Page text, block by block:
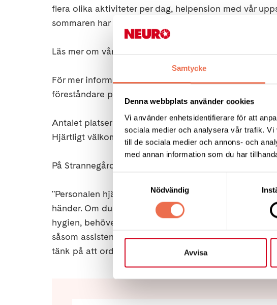
Samtycke
Denna webbplats använder cookies
Vi använder enhetsidentifierare för att
sociala medier och analysera vår trafik.
till de sociala medier och annons- och
med annan information som du har
Nödvändig
Avvisa
flera olika aktiviteter per dag, helpension med vår
sommaren har vi även temaveckor.
Läs mer om vår semesteranläggning på vår hemsida
För mer information och om du önskar boka en
föreståndare på telefon: 0735-28-95-85 eller via e-
Antalet platser är begränsade så först till kvarn gäller.
Hjärtligt välkommen till oss i sommar"
På Strannegårdens hemsida står:
"Personalen hjälper till vid måltider och aktiviteter.
händer. Om du har vård- eller andra personliga
hygien, behöver du ordna denna hjälp själv genom
såsom assistent eller närstående. Om du vill få din
tänk på att ordna detta med din biståndshandläggare